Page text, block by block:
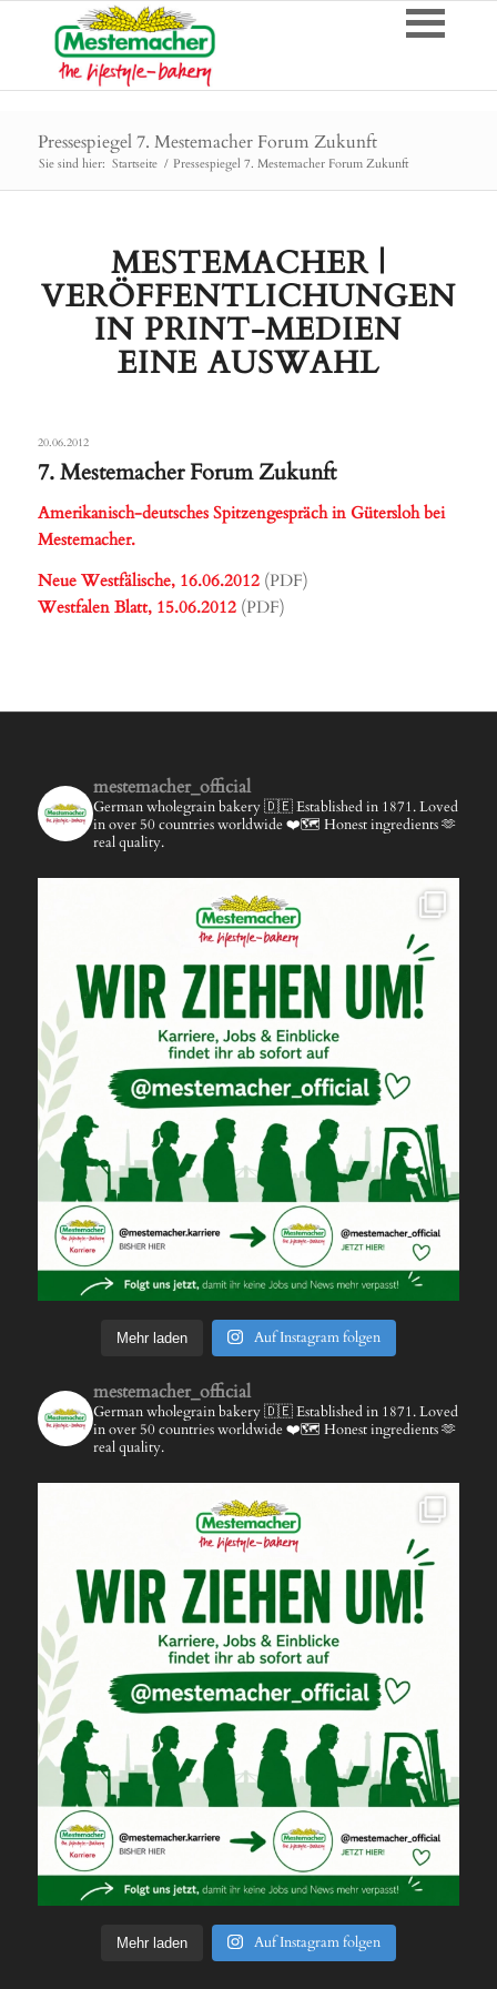
Pressespiegel 7. Mestemacher Forum Zukunft
Sie sind hier: Startseite / Pressespiegel 7. Mestemacher Forum Zukunft
MESTEMACHER |
VERÖFFENTLICHUNGEN
IN PRINT-MEDIEN
EINE AUSWAHL
20.06.2012
7. Mestemacher Forum Zukunft
Amerikanisch-deutsches Spitzengespräch in Gütersloh bei
Mestemacher.
Neue Westfälische, 16.06.2012 (PDF)
Westfalen Blatt, 15.06.2012 (PDF)
mestemacher_official
German wholegrain bakery 🇩🇪Established in 1871.Loved
in over 50 countries worldwide ❤️🗺️ Honest ingredients 🫶
real quality.
Mehr laden Auf Instagram folgen
mestemacher_official
German wholegrain bakery 🇩🇪Established in 1871.Loved
in over 50 countries worldwide ❤️🗺️ Honest ingredients 🫶
real quality.
Mehr laden Auf Instagram folgen